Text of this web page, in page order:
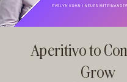
Aperitivo to
Grow